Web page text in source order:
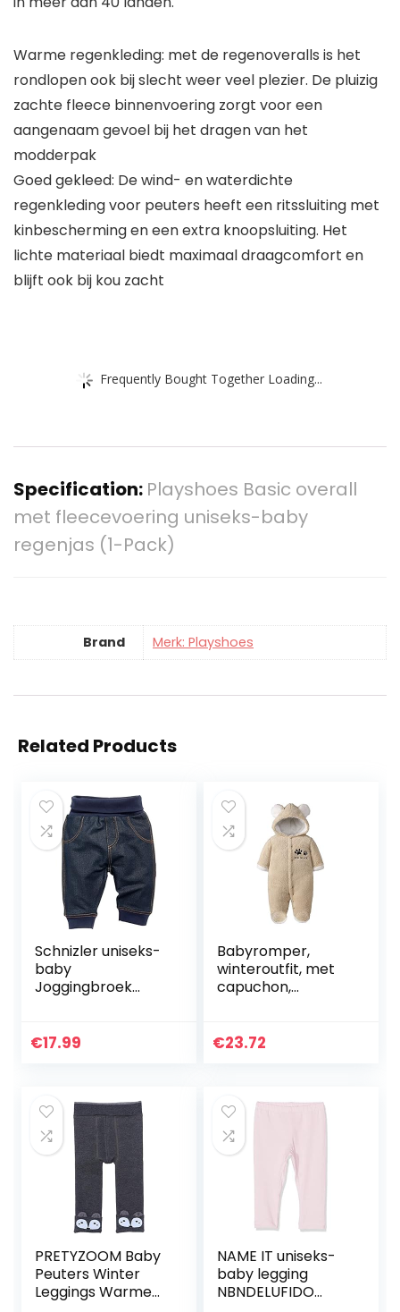
Warme regenkleding: met de regenoveralls is het
rondlopen ook bij slecht weer veel plezier. De pluizig
zachte fleece binnenvoering zorgt voor een
aangenaam gevoel bij het dragen van het
modderpak
Goed gekleed: De wind- en waterdichte
regenkleding voor peuters heeft een ritssluiting met
kinbescherming en een extra knoopsluiting. Het
lichte materiaal biedt maximaal draagcomfort en
blijft ook bij kou zacht
Frequently Bought Together Loading...
Specification: Playshoes Basic overall
met fleecevoering uniseks-baby
regenjas (1-Pack)
Brand Merk: Playshoes
Related Products
Schnizler uniseks-
baby
Joggingbroek
€17.99
Babyromper,
winteroutfit, met
capuchon,
overall, lange
€23.72
PRETYZOOM Baby
Peuters Winter
Leggings Warme
NAME IT uniseks-
baby legging
NBNDELUFIDO